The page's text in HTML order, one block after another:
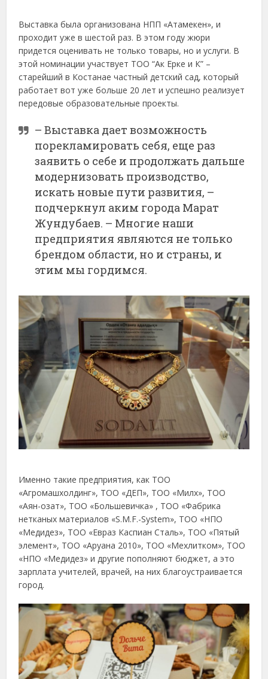
Выставка была организована НПП «Атамекен», и
проходит уже в шестой раз. В этом году жюри
придется оценивать не только товары, но и услуги. В
этой номинации участвует ТОО “Ак Ерке и К” –
старейший в Костанае частный детский сад, который
работает вот уже больше 20 лет и успешно реализует
передовые образовательные проекты.
– Выставка дает возможность
порекламировать себя, еще раз
заявить о себе и продолжать дальше
модернизовать производство,
искать новые пути развития, –
подчеркнул аким города Марат
Жундубаев. – Многие наши
предприятия являются не только
брендом области, но и страны, и
этим мы гордимся.
Именно такие предприятия, как ТОО
«Агромашхолдинг», ТОО «ДЕП», ТОО «Милх», ТОО
«Аян-озат», ТОО «Большевичка» , ТОО «Фабрика
нетканых материалов «S.M.F.-System», ТОО «НПО
«Медидез», ТОО «Евраз Каспиан Сталь», ТОО «Пятый
элемент», ТОО «Аруана 2010», ТОО «Мехлитком», ТОО
«НПО «Медидез» и другие пополняют бюджет, а это
зарплата учителей, врачей, на них благоустраивается
город.